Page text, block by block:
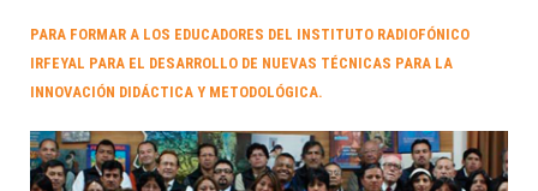
PARA FORMAR A LOS EDUCADORES DEL INSTITUTO RADIOFÓNICO
IRFEYAL PARA EL DESARROLLO DE NUEVAS TÉCNICAS PARA LA
INNOVACIÓN DIDÁCTICA Y METODOLÓGICA.